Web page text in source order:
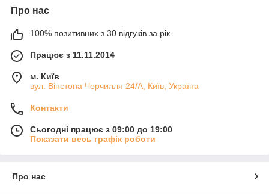
Про нас
100% позитивних з 30 відгуків за рік
Працює з 11.11.2014
м. Київ
вул. Вінстона Черчилля 24/А, Київ, Україна
Контакти
Сьогодні працює з 09:00 до 19:00
Показати весь графік роботи
Про нас